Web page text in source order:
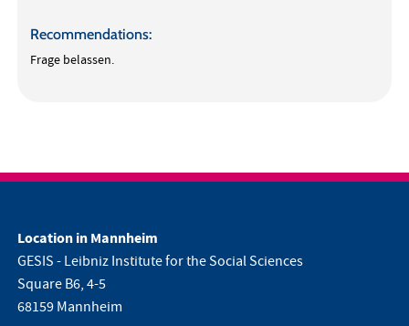
Recommendations:
Frage belassen.
Location in Mannheim
GESIS - Leibniz Institute for the Social Sciences
Square B6, 4-5
68159 Mannheim